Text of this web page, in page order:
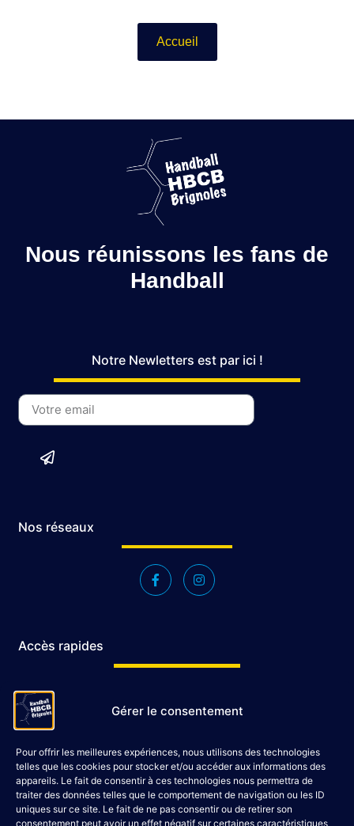
Gérer le consentement
Pour offrir les meilleures expériences, nous utilisons des technologies
telles que les cookies pour stocker et/ou accéder aux informations des
appareils. Le fait de consentir à ces technologies nous permettra de
traiter des données telles que le comportement de navigation ou les ID
uniques sur ce site. Le fait de ne pas consentir ou de retirer son
consentement peut avoir un effet négatif sur certaines caractéristiques
Accueil
Nous réunissons les fans de
Handball
Notre Newletters est par ici !
Nos réseaux
Accès rapides
Le Club
Shop
Contact